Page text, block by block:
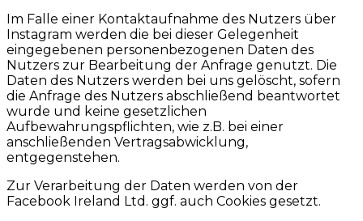
Im Falle einer Kontaktaufnahme des Nutzers über
Instagram werden die bei dieser Gelegenheit
eingegebenen personenbezogenen Daten des
Nutzers zur Bearbeitung der Anfrage genutzt. Die
Daten des Nutzers werden bei uns gelöscht, sofern
die Anfrage des Nutzers abschließend beantwortet
wurde und keine gesetzlichen
Aufbewahrungspflichten, wie z.B. bei einer
anschließenden Vertragsabwicklung,
entgegenstehen.
Zur Verarbeitung der Daten werden von der
Facebook Ireland Ltd. ggf. auch Cookies gesetzt.